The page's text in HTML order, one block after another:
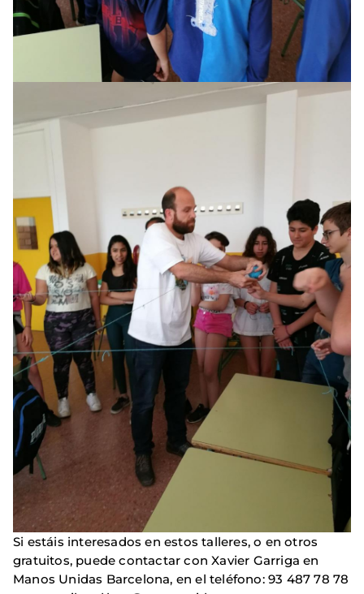
Si estáis interesados ​​en estos talleres, o en otros
gratuitos, puede contactar con Xavier Garriga en
Manos Unidas Barcelona, ​​en el teléfono: 93 487 78 78